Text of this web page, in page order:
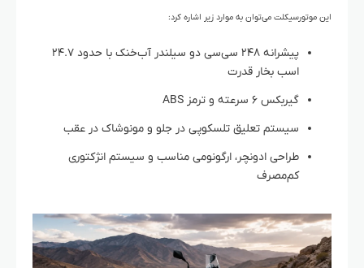
این موتورسیکلت می‌توان به موارد زیر اشاره کرد:
پیشرانه ۲۴۸ سی‌سی دو سیلندر آب‌خنک با حدود ۲۴.۷
اسب بخار قدرت
گیربکس ۶ سرعته و ترمز ABS
سیستم تعلیق تلسکوپی در جلو و مونوشاک در عقب
طراحی ادونچر، ارگونومی مناسب و سیستم انژکتوری
کم‌مصرف